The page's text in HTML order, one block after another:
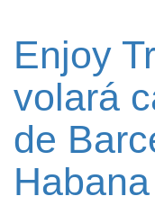
Enjoy
volará
de
Habana